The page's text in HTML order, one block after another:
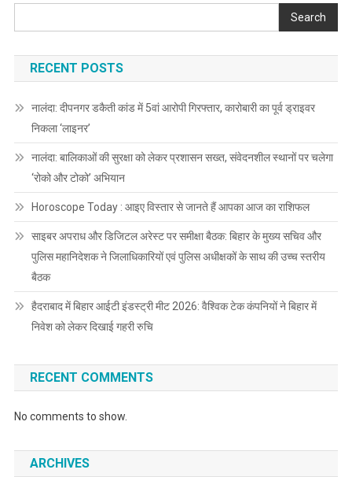
Search
RECENT POSTS
नालंदा: दीपनगर डकैती कांड में 5वां आरोपी गिरफ्तार, कारोबारी का पूर्व ड्राइवर
निकला ‘लाइनर’
नालंदा: बालिकाओं की सुरक्षा को लेकर प्रशासन सख्त, संवेदनशील स्थानों पर चलेगा
‘रोको और टोको’ अभियान
Horoscope Today : आइए विस्तार से जानते हैं आपका आज का राशिफल
साइबर अपराध और डिजिटल अरेस्ट पर समीक्षा बैठक: बिहार के मुख्य सचिव और
पुलिस महानिदेशक ने जिलाधिकारियों एवं पुलिस अधीक्षकों के साथ की उच्च स्तरीय
बैठक
हैदराबाद में बिहार आईटी इंडस्ट्री मीट 2026: वैश्विक टेक कंपनियों ने बिहार में
निवेश को लेकर दिखाई गहरी रुचि
RECENT COMMENTS
No comments to show.
ARCHIVES